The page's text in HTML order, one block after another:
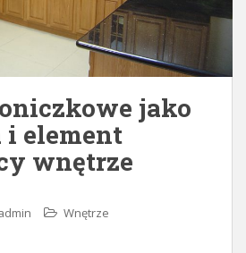
jako
i element
wnętrze
Wnętrze